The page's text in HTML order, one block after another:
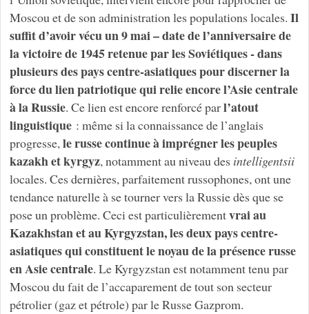
Moscou et de son administration les populations locales. Il
suffit d’avoir vécu un 9 mai – date de l’anniversaire de
la victoire de 1945 retenue par les Soviétiques - dans
plusieurs des pays centre-asiatiques pour discerner la
force du lien patriotique qui relie encore l’Asie centrale
à la Russie. Ce lien est encore renforcé parl’atout
linguistique: même si la connaissance de l’anglais
progresse,le russecontinue à imprégner les peuples
kazakh et kyrgyz, notamment au niveau des intelligentsii
locales. Ces dernières, parfaitement russophones, ont une
tendance naturelle à se tourner vers la Russie dès que se
pose un problème. Ceci est particulièrementvrai au
Kazakhstan et au Kyrgyzstan, les deux pays centre-
asiatiques qui constituent le noyau de la présence russe
en Asie centrale. Le Kyrgyzstan est notamment tenu par
Moscou du fait de l’accaparement de tout son secteur
pétrolier (gaz et pétrole) par le Russe Gazprom.